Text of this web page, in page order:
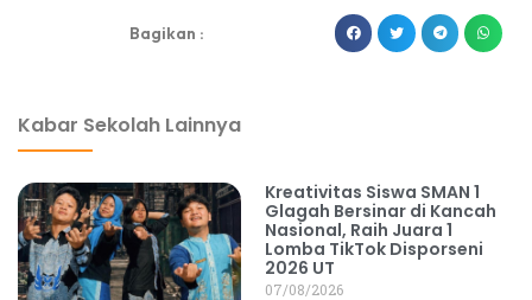
Bagikan :
Kabar Sekolah Lainnya
Kreativitas Siswa SMAN 1
Glagah Bersinar di Kancah
Nasional, Raih Juara 1
Lomba TikTok Disporseni
2026 UT
07/08/2026